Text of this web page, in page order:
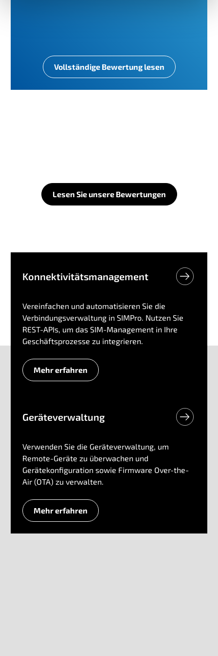
Vollständige Bewertung lesen
Lesen Sie unsere Bewertungen
Konnektivitätsmanagement
Vereinfachen und automatisieren Sie die
Verbindungsverwaltung in SIMPro. Nutzen Sie
REST-APIs, um das SIM-Management in Ihre
Geschäftsprozesse zu integrieren.
Mehr erfahren
Geräteverwaltung
Verwenden Sie die Geräteverwaltung, um
Remote-Geräte zu überwachen und
Gerätekonfiguration sowie Firmware Over-the-
Air (OTA) zu verwalten.
Mehr erfahren